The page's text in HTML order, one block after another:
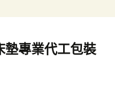
鍵
字:
專業代工包裝